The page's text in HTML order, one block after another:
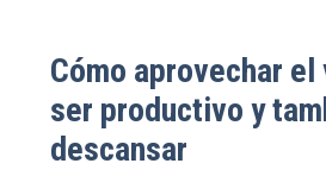
Cómo aprovechar el
ser productivo y
descansar